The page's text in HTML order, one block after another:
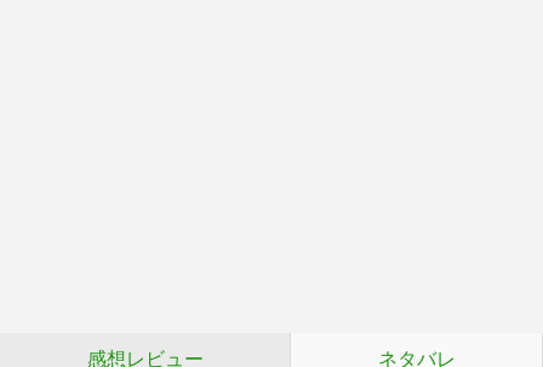
感想レビュー ネタバレ